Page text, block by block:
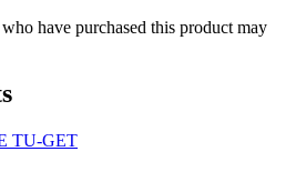
have purchased this product may